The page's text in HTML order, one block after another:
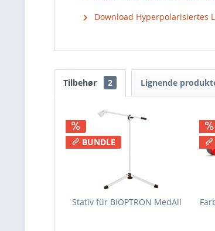
Download Hyperpolarisiertes
Tilbehør 2 Lignende
BUNDLE
Stativ für BIOPTRON MedAll